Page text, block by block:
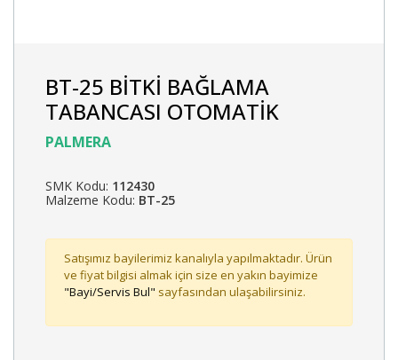
BT-25 BİTKİ BAĞLAMA
TABANCASI OTOMATİK
PALMERA
SMK Kodu: 112430
Malzeme Kodu: BT-25
Satışımız bayilerimiz kanalıyla yapılmaktadır. Ürün
ve fiyat bilgisi almak için size en yakın bayimize
"Bayi/Servis Bul" sayfasından ulaşabilirsiniz.